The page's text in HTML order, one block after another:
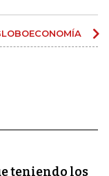
teniendo los